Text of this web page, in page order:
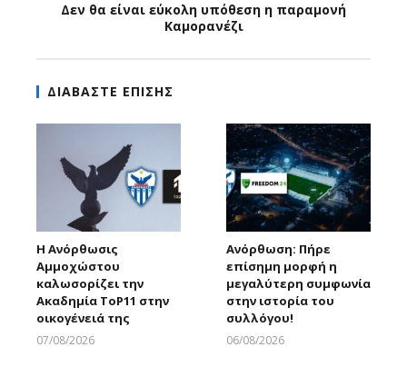
Δεν θα είναι εύκολη υπόθεση η παραμονή
Καμορανέζι
ΔΙΑΒΑΣΤΕ ΕΠΙΣΗΣ
Η Ανόρθωσις
Αμμοχώστου
καλωσορίζει την
Ακαδημία ToP11 στην
οικογένειά της
07/08/2026
Ανόρθωση: Πήρε
επίσημη μορφή η
μεγαλύτερη συμφωνία
στην ιστορία του
συλλόγου!
06/08/2026